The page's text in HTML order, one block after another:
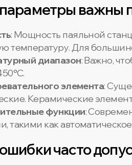
важны
: Мощность паяльной
температуру. Для
диапазон: Важно,
элемента:
Керамические
функции:
такими как
часто